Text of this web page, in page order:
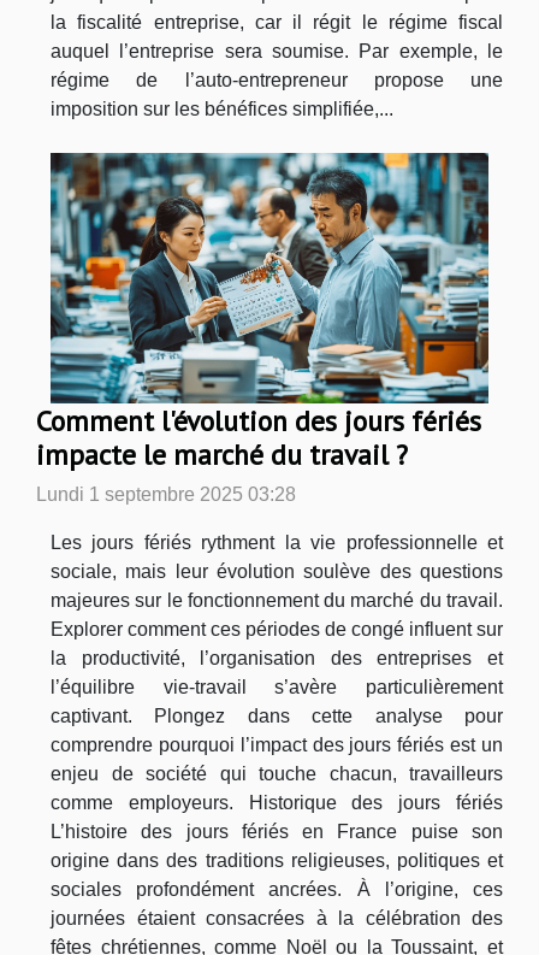
la fiscalité entreprise, car il régit le régime fiscal
auquel l’entreprise sera soumise. Par exemple, le
régime de l’auto-entrepreneur propose une
imposition sur les bénéfices simplifiée,...
Comment l'évolution des jours fériés
impacte le marché du travail ?
Lundi 1 septembre 2025 03:28
Les jours fériés rythment la vie professionnelle et
sociale, mais leur évolution soulève des questions
majeures sur le fonctionnement du marché du travail.
Explorer comment ces périodes de congé influent sur
la productivité, l’organisation des entreprises et
l’équilibre vie-travail s’avère particulièrement
captivant. Plongez dans cette analyse pour
comprendre pourquoi l’impact des jours fériés est un
enjeu de société qui touche chacun, travailleurs
comme employeurs. Historique des jours fériés
L’histoire des jours fériés en France puise son
origine dans des traditions religieuses, politiques et
sociales profondément ancrées. À l’origine, ces
journées étaient consacrées à la célébration des
fêtes chrétiennes, comme Noël ou la Toussaint, et